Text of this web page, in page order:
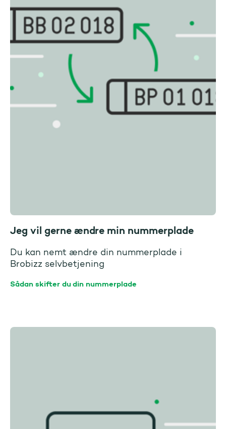
Jeg vil gerne ændre min nummerplade
Du kan nemt ændre din nummerplade i
Brobizz selvbetjening
Sådan skifter du din nummerplade